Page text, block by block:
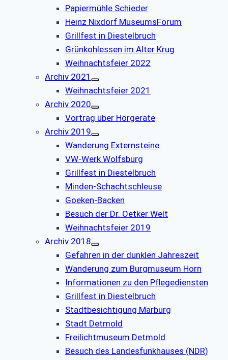
Papiermühle Schieder
Heinz Nixdorf MuseumsForum
Grillfest in Diestelbruch
Grünkohlessen im Alter Krug
Weihnachtsfeier 2022
Archiv 2021
Weihnachtsfeier 2021
Archiv 2020
Vortrag über Hörgeräte
Archiv 2019
Wanderung Externsteine
VW-Werk Wolfsburg
Grillfest in Diestelbruch
Minden-Schachtschleuse
Goeken-Backen
Besuch der Dr. Oetker Welt
Weihnachtsfeier 2019
Archiv 2018
Gefahren in der dunklen Jahreszeit
Wanderung zum Burgmuseum Horn
Informationen zu den Pflegediensten
Grillfest in Diestelbruch
Stadtbesichtigung Marburg
Stadt Detmold
Freilichtmuseum Detmold
Besuch des Landesfunkhauses (NDR)